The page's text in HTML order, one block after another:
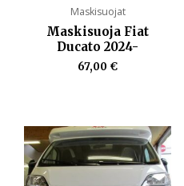
Maskisuojat
Maskisuoja Fiat
Ducato 2024-
67,00 €